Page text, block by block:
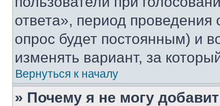
ответа», период проведения
опрос будет постоянным) и
изменять вариант, за
Вернуться к началу
» Почему я не могу